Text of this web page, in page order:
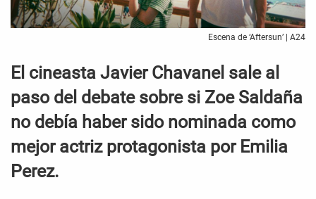
Escena de ‘Aftersun’ | A24
El cineasta Javier Chavanel sale al
paso del debate sobre si Zoe Saldaña
no debía haber sido nominada como
mejor actriz protagonista por Emilia
Perez.